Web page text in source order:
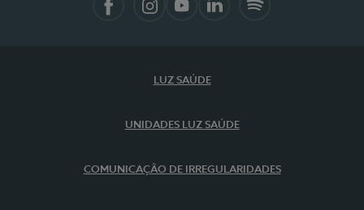
LUZ SAÚDE
UNIDADES LUZ SAÚDE
COMUNICAÇÃO DE IRREGULARIDADES